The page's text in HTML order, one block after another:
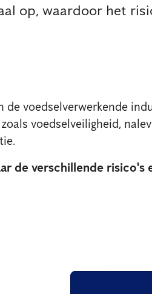
op, waardoor het
de voedselverwerkende
voedselveiligheid,
de verschillende risico's